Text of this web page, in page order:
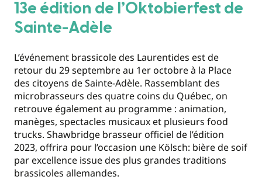
13e édition de l’Oktobierfest de
Sainte-Adèle
L’événement brassicole des Laurentides est de
retour du 29 septembre au 1er octobre à la Place
des citoyens de Sainte-Adèle. Rassemblant des
microbrasseurs des quatre coins du Québec, on
retrouve également au programme : animation,
manèges, spectacles musicaux et plusieurs food
trucks. Shawbridge brasseur officiel de l’édition
2023, offrira pour l’occasion une Kölsch: bière de soif
par excellence issue des plus grandes traditions
brassicoles allemandes.